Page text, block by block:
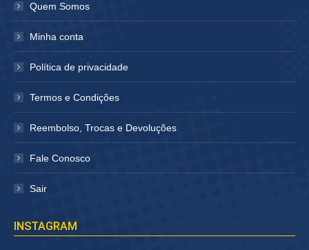
Quem Somos
Minha conta
Política de privacidade
Termos e Condições
Reembolso, Trocas e Devoluções
Fale Conosco
Sair
INSTAGRAM